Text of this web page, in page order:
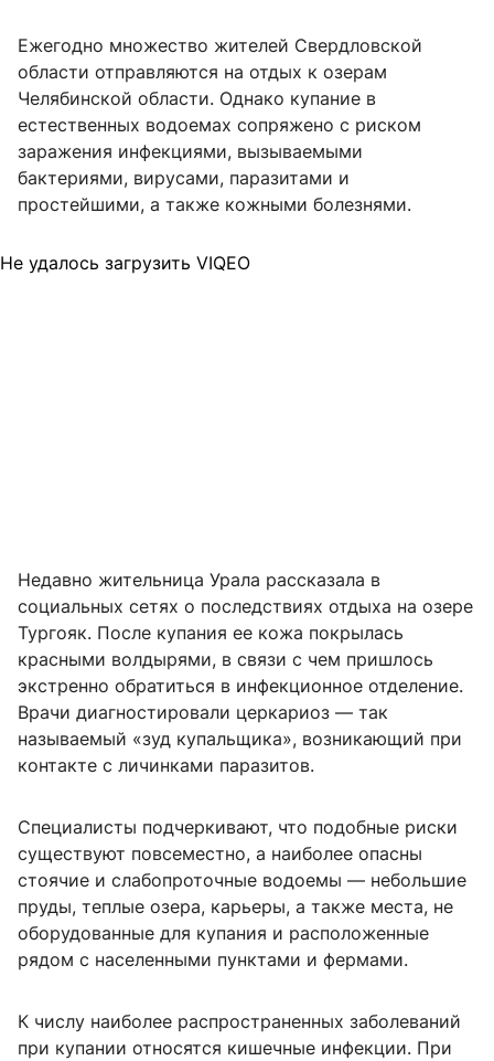
Ежегодно множество жителей Свердловской
области отправляются на отдых к озерам
Челябинской области. Однако купание в
естественных водоемах сопряжено с риском
заражения инфекциями, вызываемыми
бактериями, вирусами, паразитами и
простейшими, а также кожными болезнями.
Не удалось загрузить VIQEO
Недавно жительница Урала рассказала в
социальных сетях о последствиях отдыха на озере
Тургояк. После купания ее кожа покрылась
красными волдырями, в связи с чем пришлось
экстренно обратиться в инфекционное отделение.
Врачи диагностировали церкариоз — так
называемый «зуд купальщика», возникающий при
контакте с личинками паразитов.
Специалисты подчеркивают, что подобные риски
существуют повсеместно, а наиболее опасны
стоячие и слабопроточные водоемы — небольшие
пруды, теплые озера, карьеры, а также места, не
оборудованные для купания и расположенные
рядом с населенными пунктами и фермами.
К числу наиболее распространенных заболеваний
при купании относятся кишечные инфекции. При